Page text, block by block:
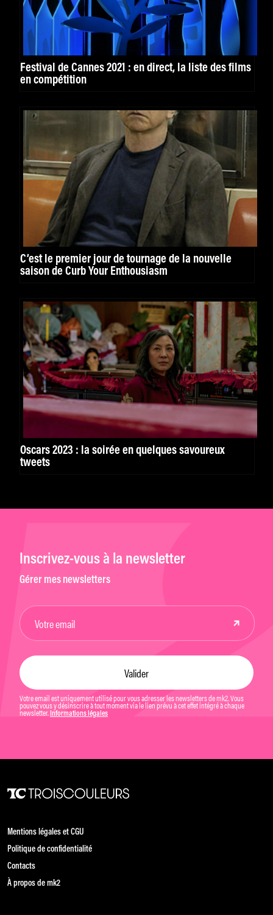
Festival de Cannes 2021 : en direct, la liste des films
en compétition
C’est le premier jour de tournage de la nouvelle
saison de Curb Your Enthousiasm
Oscars 2023 : la soirée en quelques savoureux
tweets
Inscrivez-vous à la newsletter
Gérer mes newsletters
Votre email est uniquement utilisé pour vous adresser les newsletters de mk2. Vous
pouvez vous y désinscrire à tout moment via le lien prévu à cet effet intégré à chaque
newsletter. Informations légales
Mentions légales et CGU
Politique de confidentialité
Contacts
À propos de mk2